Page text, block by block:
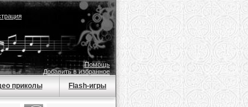
Помощь
Добавить в избранное
приколы Flash-игры